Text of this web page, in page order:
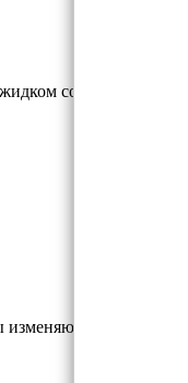
состоянии.
окраску и